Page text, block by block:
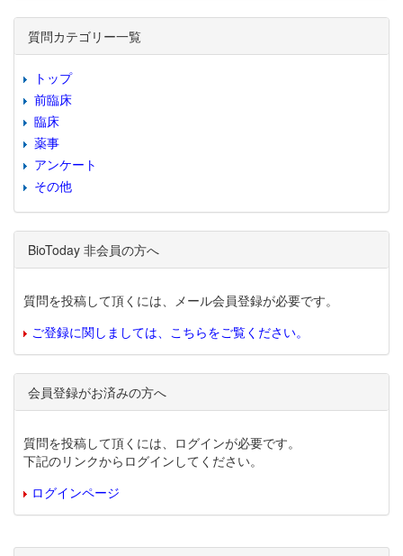
質問カテゴリー一覧
トップ
前臨床
臨床
薬事
アンケート
その他
BioToday 非会員の方へ
質問を投稿して頂くには、メール会員登録が必要です。
ご登録に関しましては、こちらをご覧ください。
会員登録がお済みの方へ
質問を投稿して頂くには、ログインが必要です。
下記のリンクからログインしてください。
ログインページ